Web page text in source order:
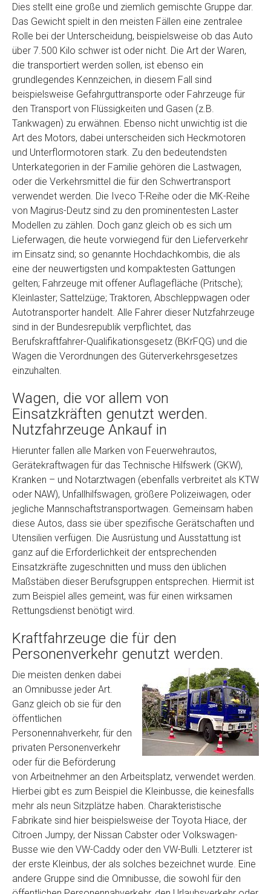
Preisvorstellung
Name*
Telefon
Email
PLZ und Ort
Foto Nr. 1
Foto Nr. 2
Foto Nr. 3
Sonstiges
Fertig
Wie viel ist 10+2 ?
Dies stellt eine große und ziemlich gemischte Gruppe dar.
Das Gewicht spielt in den meisten Fällen eine zentralee
Rolle bei der Unterscheidung, beispielsweise ob das Auto
über 7.500 Kilo schwer ist oder nicht. Die Art der Waren,
die transportiert werden sollen, ist ebenso ein
grundlegendes Kennzeichen, in diesem Fall sind
beispielsweise Gefahrguttransporte oder Fahrzeuge für
den Transport von Flüssigkeiten und Gasen (z.B.
Tankwagen) zu erwähnen. Ebenso nicht unwichtig ist die
Art des Motors, dabei unterscheiden sich Heckmotoren
und Unterflormotoren stark. Zu den bedeutendsten
Unterkategorien in der Familie gehören die Lastwagen,
oder die Verkehrsmittel die für den Schwertransport
verwendet werden. Die Iveco T-Reihe oder die MK-Reihe
von Magirus-Deutz sind zu den prominentesten Laster
Modellen zu zählen. Doch ganz gleich ob es sich um
Lieferwagen, die heute vorwiegend für den Lieferverkehr
im Einsatz sind; so genannte Hochdachkombis, die als
eine der neuwertigsten und kompaktesten Gattungen
gelten; Fahrzeuge mit offener Auflagefläche (Pritsche);
Kleinlaster; Sattelzüge; Traktoren, Abschleppwagen oder
Autotransporter handelt. Alle Fahrer dieser Nutzfahrzeuge
sind in der Bundesrepublik verpflichtet, das
Berufskraftfahrer-Qualifikationsgesetz (BKrFQG) und die
Wagen die Verordnungen des Güterverkehrsgesetzes
einzuhalten.
Wagen, die vor allem von
Einsatzkräften genutzt werden.
Nutzfahrzeuge Ankauf in
Hierunter fallen alle Marken von Feuerwehrautos,
Gerätekraftwagen für das Technische Hilfswerk (GKW),
Kranken – und Notarztwagen (ebenfalls verbreitet als KTW
oder NAW), Unfallhilfswagen, größere Polizeiwagen, oder
jegliche Mannschaftstransportwagen. Gemeinsam haben
diese Autos, dass sie über spezifische Gerätschaften und
Utensilien verfügen. Die Ausrüstung und Ausstattung ist
ganz auf die Erforderlichkeit der entsprechenden
Einsatzkräfte zugeschnitten und muss den üblichen
Maßstäben dieser Berufsgruppen entsprechen. Hiermit ist
zum Beispiel alles gemeint, was für einen wirksamen
Rettungsdienst benötigt wird.
Kraftfahrzeuge die für den
Personenverkehr genutzt werden.
Die meisten denken dabei
an Omnibusse jeder Art.
Ganz gleich ob sie für den
öffentlichen
Personennahverkehr, für den
privaten Personenverkehr
oder für die Beförderung
von Arbeitnehmer an den Arbeitsplatz, verwendet werden.
Hierbei gibt es zum Beispiel die Kleinbusse, die keinesfalls
mehr als neun Sitzplätze haben. Charakteristische
Fabrikate sind hier beispielsweise der Toyota Hiace, der
Citroen Jumpy, der Nissan Cabster oder Volkswagen-
Busse wie den VW-Caddy oder den VW-Bulli. Letzterer ist
der erste Kleinbus, der als solches bezeichnet wurde. Eine
andere Gruppe sind die Omnibusse, die sowohl für den